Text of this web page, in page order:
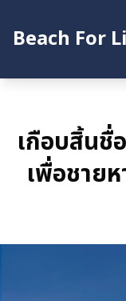
Beach For
หน้าหลัก
สำรวจโครงสร้างชายฝั่
ค้นหาข้อมูลโครงกา
เกี่ยวกับเรา
เกือบสิ้นชื่
เพื่อชาย